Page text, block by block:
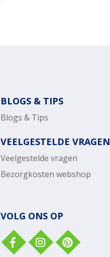
BLOGS & TIPS
Blogs & Tips
VEELGESTELDE VRAGEN
Veelgestelde vragen
Bezorgkosten webshop
VOLG ONS OP